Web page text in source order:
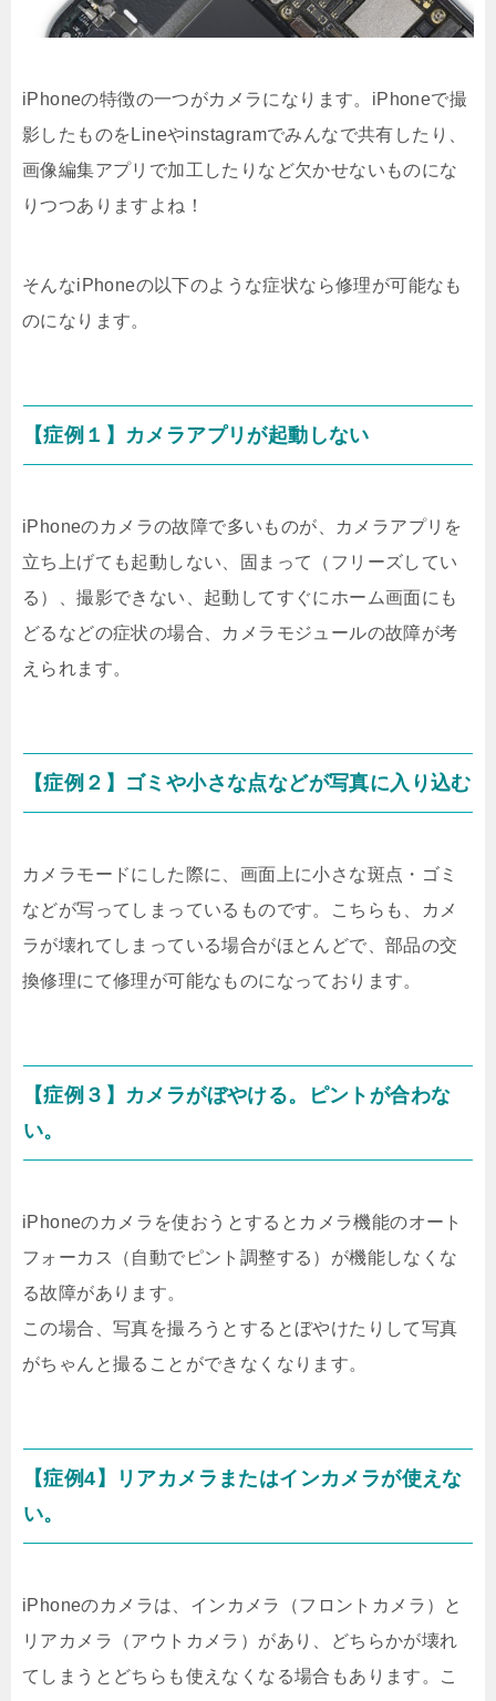
iPhoneの特徴の一つがカメラになります。iPhoneで撮
影したものをLineやinstagramでみんなで共有したり、
画像編集アプリで加工したりなど欠かせないものにな
りつつありますよね！
そんなiPhoneの以下のような症状なら修理が可能なも
のになります。
【症例１】カメラアプリが起動しない
iPhoneのカメラの故障で多いものが、カメラアプリを
立ち上げても起動しない、固まって（フリーズしてい
る）、撮影できない、起動してすぐにホーム画面にも
どるなどの症状の場合、カメラモジュールの故障が考
えられます。
【症例２】ゴミや小さな点などが写真に入り込む
カメラモードにした際に、画面上に小さな斑点・ゴミ
などが写ってしまっているものです。こちらも、カメ
ラが壊れてしまっている場合がほとんどで、部品の交
換修理にて修理が可能なものになっております。
【症例３】カメラがぼやける。ピントが合わな
い。
iPhoneのカメラを使おうとするとカメラ機能のオート
フォーカス（自動でピント調整する）が機能しなくな
る故障があります。
この場合、写真を撮ろうとするとぼやけたりして写真
がちゃんと撮ることができなくなります。
【症例4】リアカメラまたはインカメラが使えな
い。
iPhoneのカメラは、インカメラ（フロントカメラ）と
リアカメラ（アウトカメラ）があり、どちらかが壊れ
てしまうとどちらも使えなくなる場合もあります。こ